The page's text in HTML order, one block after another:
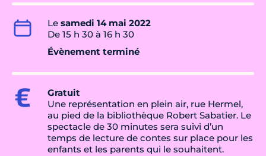
Le samedi 14 mai 2022
De 15 h 30 à 16 h 30
Évènement terminé
Gratuit
Une représentation en plein air, rue Hermel,
au pied de la bibliothèque Robert Sabatier. Le
spectacle de 30 minutes sera suivi d’un
temps de lecture de contes sur place pour les
enfants et les parents qui le souhaitent.